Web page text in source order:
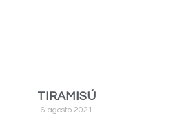
TIRAMISÚ
6 agosto 2021